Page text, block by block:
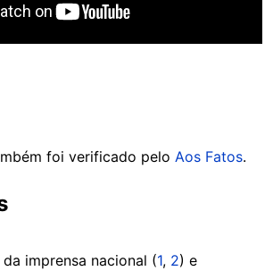
foi verificado pelo Aos Fatos.
imprensa nacional (1, 2) e